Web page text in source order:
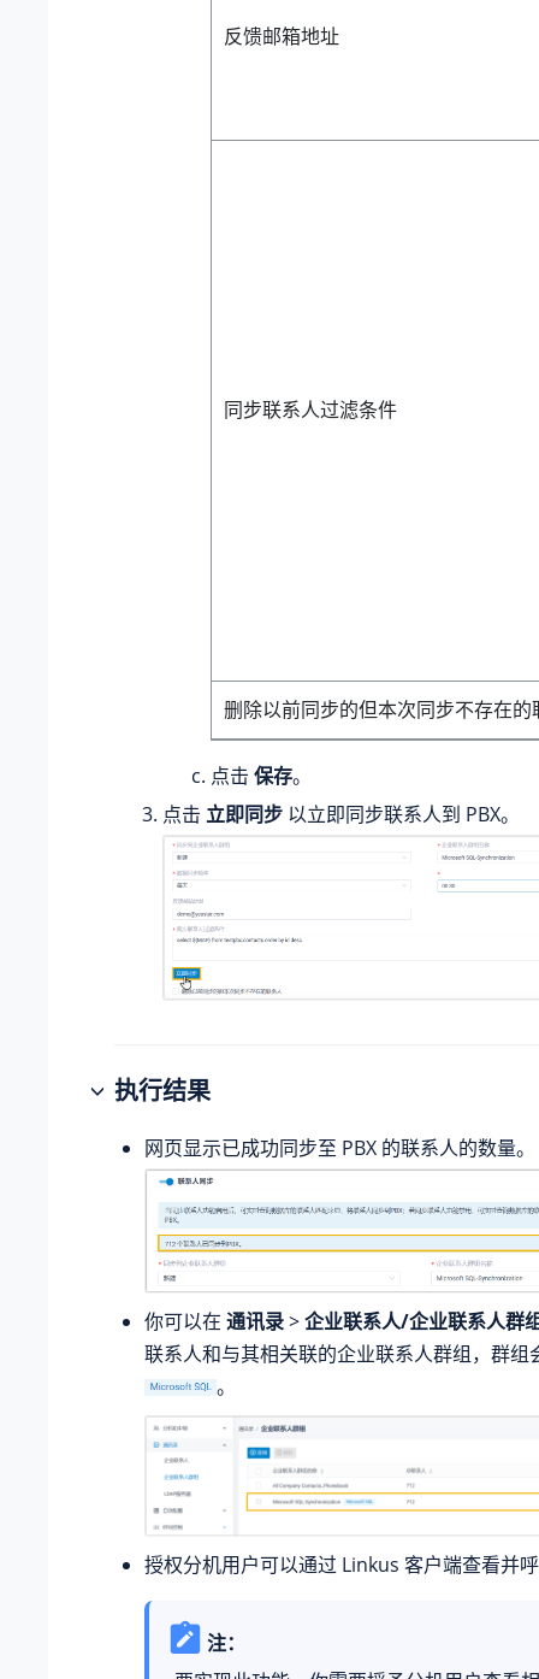
反馈邮箱地址
同步联系人过滤条件
删除以前同步的但本次同步不存在的
点击 保存。
点击 立即同步 以立即同步联系人到 PBX。
执行结果
网页显示已成功同步至 PBX 的联系人的数量。
你可以在 通讯录>企业联系人/企业联系人群
联系人和与其相关联的企业联系人群组，群组
。
授权分机用户可以通过 Linkus 客户端查看并
注：